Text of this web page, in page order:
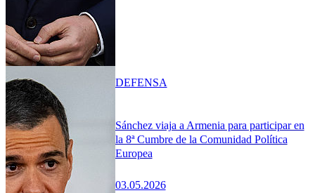
Sánchez viaja a Armenia para participar en
la 8ª Cumbre de la Comunidad Política
Europea
03.05.2026
DEFENSA